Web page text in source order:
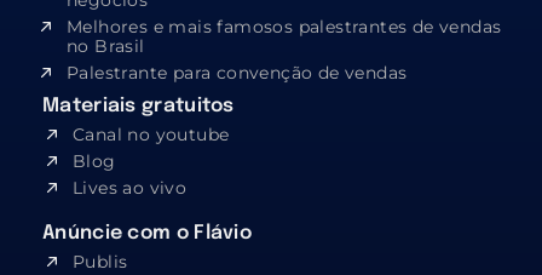
Melhores e mais famosos palestrantes de vendas
no Brasil
Palestrante para convenção de vendas
Materiais gratuitos
Canal no youtube
Blog
Lives ao vivo
Anúncie com o Flávio
Publis